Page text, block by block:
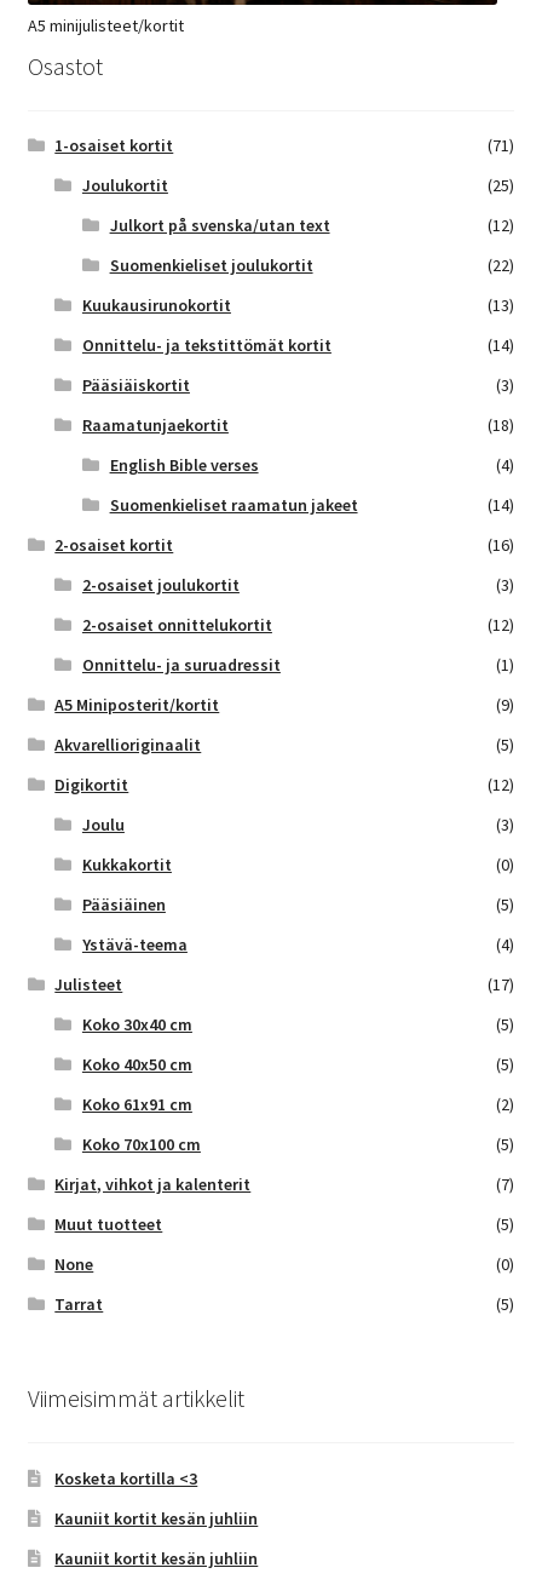
A5 minijulisteet/kortit
Osastot
1-osaiset kortit
(71)
Joulukortit
(25)
Julkort på svenska/utan text
(12)
Suomenkieliset joulukortit
(22)
Kuukausirunokortit
(13)
Onnittelu- ja tekstittömät kortit
(14)
Pääsiäiskortit
(3)
Raamatunjaekortit
(18)
English Bible verses
(4)
Suomenkieliset raamatun jakeet
(14)
2-osaiset kortit
(16)
2-osaiset joulukortit
(3)
2-osaiset onnittelukortit
(12)
Onnittelu- ja suruadressit
(1)
A5 Miniposterit/kortit
(9)
Akvarellioriginaalit
(5)
Digikortit
(12)
Joulu
(3)
Kukkakortit
(0)
Pääsiäinen
(5)
Ystävä-teema
(4)
Julisteet
(17)
Koko 30x40 cm
(5)
Koko 40x50 cm
(5)
Koko 61x91 cm
(2)
Koko 70x100 cm
(5)
Kirjat, vihkot ja kalenterit
(7)
Muut tuotteet
(5)
None
(0)
Tarrat
(5)
Viimeisimmät artikkelit
Kosketa kortilla <3
Kauniit kortit kesän juhliin
Kauniit kortit kesän juhliin